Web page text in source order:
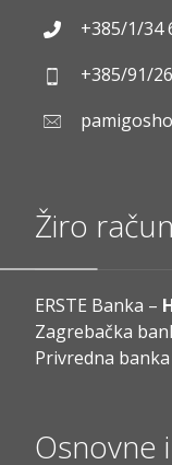
+385/1/34
+385/91/
Žiro
ERSTE Banka –
Zagrebačka
Privredna banka
Osnovne